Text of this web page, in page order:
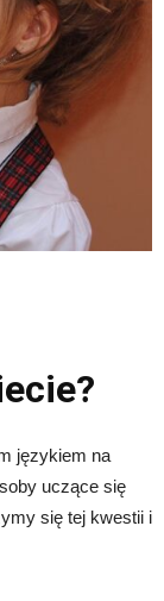
językiem na
uczące się
się tej kwestii i